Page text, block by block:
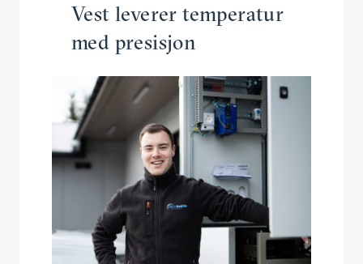
Vest leverer tempe­ratur
med presisjon